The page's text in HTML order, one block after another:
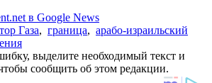
в Google News
Газа, граница, арабо-израильский
выделите необходимый текст и
сообщить об этом редакции.